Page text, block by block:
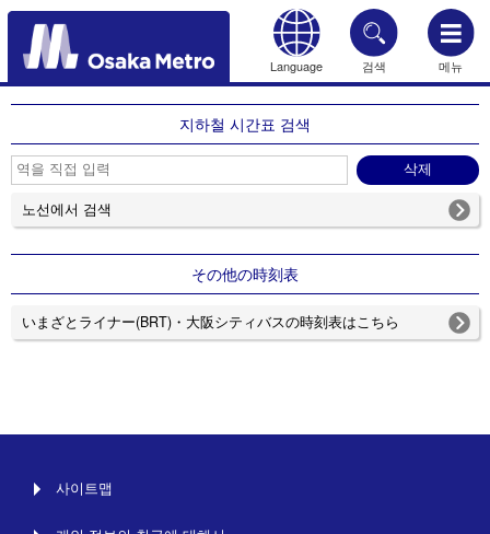
Language 검색 메뉴
HOME
지하철 시간표 검색
노선에서 검색
その他の時刻表
いまざとライナー(BRT)・大阪シティバスの時刻表はこちら
사이트맵